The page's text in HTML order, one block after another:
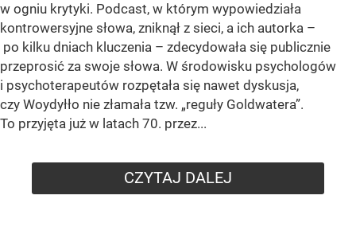
w ogniu krytyki. Podcast, w którym wypowiedziała
kontrowersyjne słowa, zniknął z sieci, a ich autorka –
po kilku dniach kluczenia – zdecydowała się publicznie
przeprosić za swoje słowa. W środowisku psychologów
i psychoterapeutów rozpętała się nawet dyskusja,
czy Woydyłło nie złamała tzw. „reguły Goldwatera”.
To przyjęta już w latach 70. przez...
CZYTAJ DALEJ